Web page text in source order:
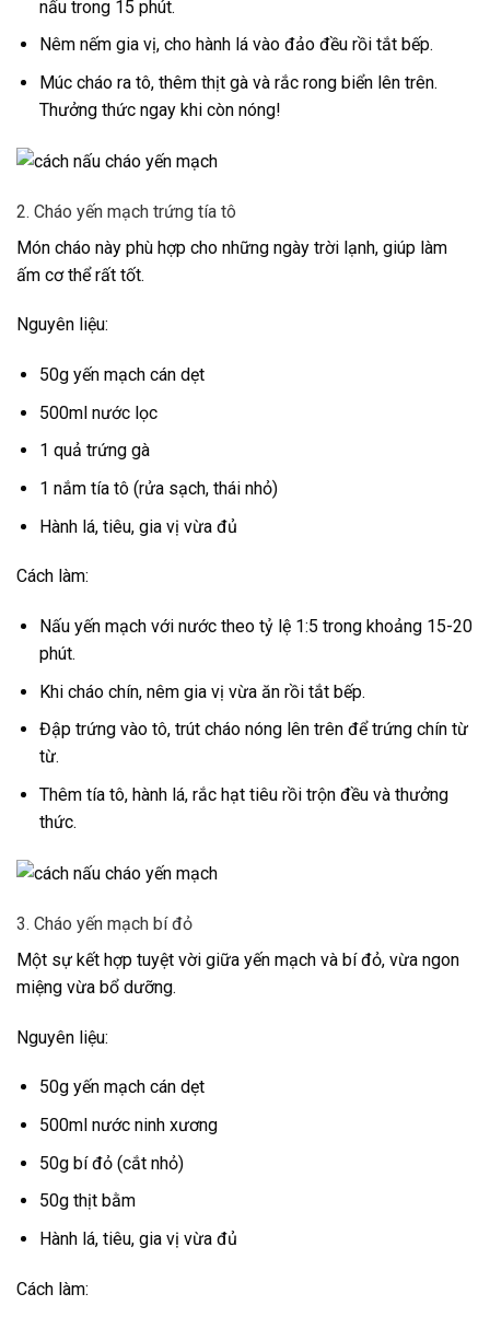
nấu trong 15 phút.
Nêm nếm gia vị, cho hành lá vào đảo đều rồi tắt bếp.
Múc cháo ra tô, thêm thịt gà và rắc rong biển lên trên.
Thưởng thức ngay khi còn nóng!
2. Cháo yến mạch trứng tía tô
Món cháo này phù hợp cho những ngày trời lạnh, giúp làm
ấm cơ thể rất tốt.
Nguyên liệu:
50g yến mạch cán dẹt
500ml nước lọc
1 quả trứng gà
1 nắm tía tô (rửa sạch, thái nhỏ)
Hành lá, tiêu, gia vị vừa đủ
Cách làm:
Nấu yến mạch với nước theo tỷ lệ 1:5 trong khoảng 15-20
phút.
Khi cháo chín, nêm gia vị vừa ăn rồi tắt bếp.
Đập trứng vào tô, trút cháo nóng lên trên để trứng chín từ
từ.
Thêm tía tô, hành lá, rắc hạt tiêu rồi trộn đều và thưởng
thức.
3. Cháo yến mạch bí đỏ
Một sự kết hợp tuyệt vời giữa yến mạch và bí đỏ, vừa ngon
miệng vừa bổ dưỡng.
Nguyên liệu:
50g yến mạch cán dẹt
500ml nước ninh xương
50g bí đỏ (cắt nhỏ)
50g thịt bằm
Hành lá, tiêu, gia vị vừa đủ
Cách làm: